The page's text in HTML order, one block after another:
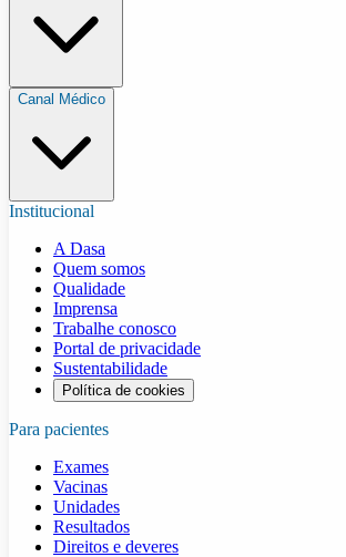
Canal Médico
Institucional
A Dasa
Quem somos
Qualidade
Imprensa
Trabalhe conosco
Portal de privacidade
Sustentabilidade
Política de cookies
Para pacientes
Exames
Vacinas
Unidades
Resultados
Direitos e deveres